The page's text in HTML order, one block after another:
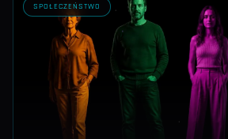
SPOŁECZEŃSTWO